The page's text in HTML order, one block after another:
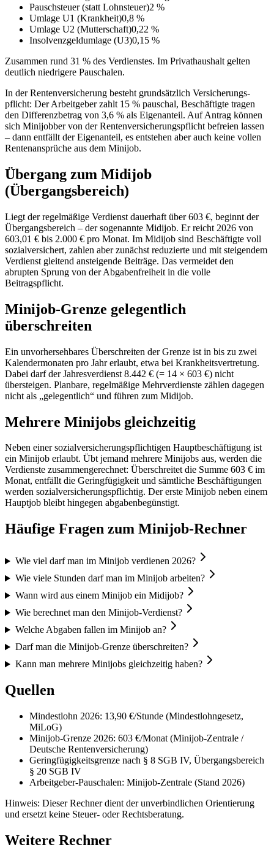
Pauschsteuer (statt Lohnsteuer)2 %
Umlage U1 (Krankheit)0,8 %
Umlage U2 (Mutterschaft)0,22 %
Insolvenzgeldumlage (U3)0,15 %
Zusammen rund 31 % des Verdienstes. Im Privathaushalt gelten
deutlich niedrigere Pauschalen.
In der Rentenversicherung besteht grundsätzlich Versicherungs­
pflicht: Der Arbeitgeber zahlt 15 % pauschal, Beschäftigte tragen
den Differenzbetrag von 3,6 % als Eigenanteil. Auf Antrag können
sich Minijobber von der Rentenversicherungspflicht befreien lassen
– dann entfällt der Eigenanteil, es entstehen aber auch keine vollen
Rentenansprüche aus dem Minijob.
Übergang zum Midijob
(Übergangsbereich)
Liegt der regelmäßige Verdienst dauerhaft über 603 €, beginnt der
Übergangsbereich – der sogenannte Midijob. Er reicht 2026 von
603,01 € bis 2.000 € pro Monat. Im Midijob sind Beschäftigte voll
sozialversichert, zahlen aber zunächst reduzierte und mit steigendem
Verdienst gleitend ansteigende Beiträge. Das vermeidet den
abrupten Sprung von der Abgabenfreiheit in die volle
Beitragspflicht.
Minijob-Grenze gelegentlich
überschreiten
Ein unvorhersehbares Überschreiten der Grenze ist in bis zu zwei
Kalendermonaten pro Jahr erlaubt, etwa bei Krankheitsvertretung.
Dabei darf der Jahresverdienst 8.442 € (= 14 × 603 €) nicht
übersteigen. Planbare, regelmäßige Mehrverdienste zählen dagegen
nicht als „gelegentlich“ und führen zum Midijob.
Mehrere Minijobs gleichzeitig
Neben einer sozialversicherungspflichtigen Hauptbeschäftigung ist
ein Minijob erlaubt. Übt jemand mehrere Minijobs aus, werden die
Verdienste zusammengerechnet: Überschreitet die Summe 603 € im
Monat, entfällt die Geringfügigkeit und sämtliche Beschäftigungen
werden sozialversicherungspflichtig. Der erste Minijob neben einem
Hauptjob bleibt hingegen abgabenbegünstigt.
Häufige Fragen zum Minijob-Rechner
Wie viel darf man im Minijob verdienen 2026?
Wie viele Stunden darf man im Minijob arbeiten?
Wann wird aus einem Minijob ein Midijob?
Wie berechnet man den Minijob-Verdienst?
Welche Abgaben fallen im Minijob an?
Darf man die Minijob-Grenze überschreiten?
Kann man mehrere Minijobs gleichzeitig haben?
Quellen
Mindestlohn 2026: 13,90 €/Stunde (Mindestlohngesetz,
MiLoG)
Minijob-Grenze 2026: 603 €/Monat (Minijob-Zentrale /
Deutsche Rentenversicherung)
Geringfügigkeitsgrenze nach § 8 SGB IV, Übergangsbereich
§ 20 SGB IV
Arbeitgeber-Pauschalen: Minijob-Zentrale (Stand 2026)
Hinweis: Dieser Rechner dient der unverbindlichen Orientierung
und ersetzt keine Steuer- oder Rechtsberatung.
Weitere Rechner